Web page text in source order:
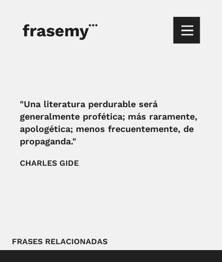
"Una literatura perdurable será
generalmente profética; más raramente,
apologética; menos frecuentemente, de
propaganda."
CHARLES GIDE
FRASES RELACIONADAS